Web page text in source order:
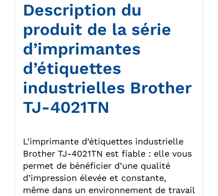
Description du
produit de la série
d’imprimantes
d’étiquettes
industrielles Brother
TJ-4021TN
L’imprimante d’étiquettes industrielle
Brother TJ-4021TN est fiable : elle vous
permet de bénéficier d’une qualité
d’impression élevée et constante,
même dans un environnement de travail